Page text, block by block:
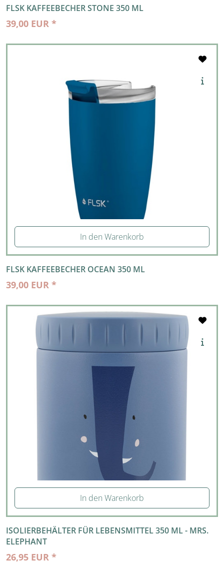
FLSK KAFFEEBECHER STONE 350 ML
39,00 EUR *
In den Warenkorb
FLSK KAFFEEBECHER OCEAN 350 ML
39,00 EUR *
In den Warenkorb
ISOLIERBEHÄLTER FÜR LEBENSMITTEL 350 ML - MRS.
ELEPHANT
26,95 EUR *